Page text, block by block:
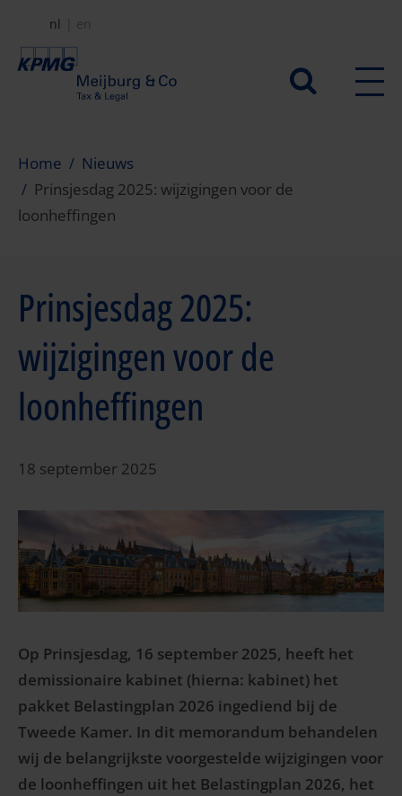
naar
Secundair
nl en
Home
Nieuws
Prinsjesdag 2025: wijzigingen voor de
loonheffingen
Prinsjesdag 2025:
wijzigingen voor de
loonheffingen
18 september 2025
Op Prinsjesdag, 16 september 2025, heeft het
demissionaire kabinet (hierna: kabinet) het
pakket Belastingplan 2026 ingediend bij de
Tweede Kamer. In dit memorandum behandelen
wij de belangrijkste voorgestelde wijzigingen voor
de loonheffingen uit het Belastingplan 2026, het